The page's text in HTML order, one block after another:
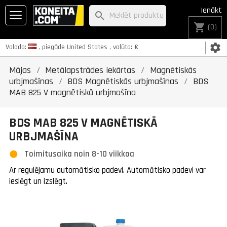
Valoda: , piegāde United States , valūta: € settings
Ienākt
shopping_cart (0)
search
Mājas Metālapstrādes iekārtas
Magnētiskās
urbjmašīnas
BDS Magnētiskās urbjmašīnas
BDS
MAB 825 V magnētiskā urbjmašīna
BDS MAB 825 V MAGNĒTISKĀ
URBJMAŠĪNA
Toimitusaika noin 8-10 viikkoa
Ar regulējamu automātisko padevi. Automātisko padevi var
ieslēgt un izslēgt.